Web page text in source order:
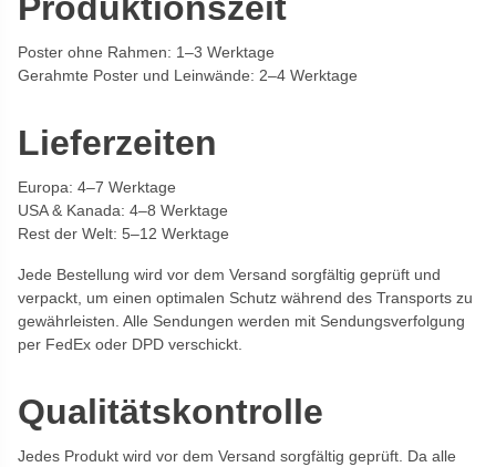
Produktionszeit
Poster ohne Rahmen: 1–3 Werktage
Gerahmte Poster und Leinwände: 2–4 Werktage
Lieferzeiten
Europa: 4–7 Werktage
USA & Kanada: 4–8 Werktage
Rest der Welt: 5–12 Werktage
Jede Bestellung wird vor dem Versand sorgfältig geprüft und
verpackt, um einen optimalen Schutz während des Transports zu
gewährleisten. Alle Sendungen werden mit Sendungsverfolgung
per FedEx oder DPD verschickt.
Qualitätskontrolle
Jedes Produkt wird vor dem Versand sorgfältig geprüft. Da alle